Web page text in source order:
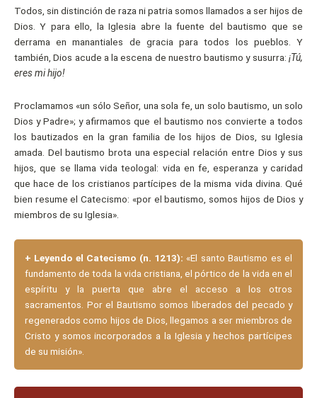
Todos, sin distinción de raza ni patria somos llamados a ser hijos de
Dios. Y para ello, la Iglesia abre la fuente del bautismo que se
derrama en manantiales de gracia para todos los pueblos. Y
también, Dios acude a la escena de nuestro bautismo y susurra: ¡Tú,
eres mi hijo!
Proclamamos «un sólo Señor, una sola fe, un solo bautismo, un solo
Dios y Padre»; y afirmamos que el bautismo nos convierte a todos
los bautizados en la gran familia de los hijos de Dios, su Iglesia
amada. Del bautismo brota una especial relación entre Dios y sus
hijos, que se llama vida teologal: vida en fe, esperanza y caridad
que hace de los cristianos partícipes de la misma vida divina. Qué
bien resume el Catecismo: «por el bautismo, somos hijos de Dios y
miembros de su Iglesia».
+ Leyendo el Catecismo (n. 1213): «El santo Bautismo es el
fundamento de toda la vida cristiana, el pórtico de la vida en el
espíritu y la puerta que abre el acceso a los otros
sacramentos. Por el Bautismo somos liberados del pecado y
regenerados como hijos de Dios, llegamos a ser miembros de
Cristo y somos incorporados a la Iglesia y hechos partícipes
de su misión».